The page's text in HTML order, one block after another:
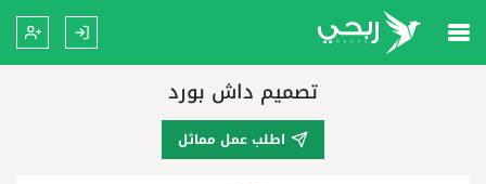
تصميم داش بورد
اطلب عمل مماثل